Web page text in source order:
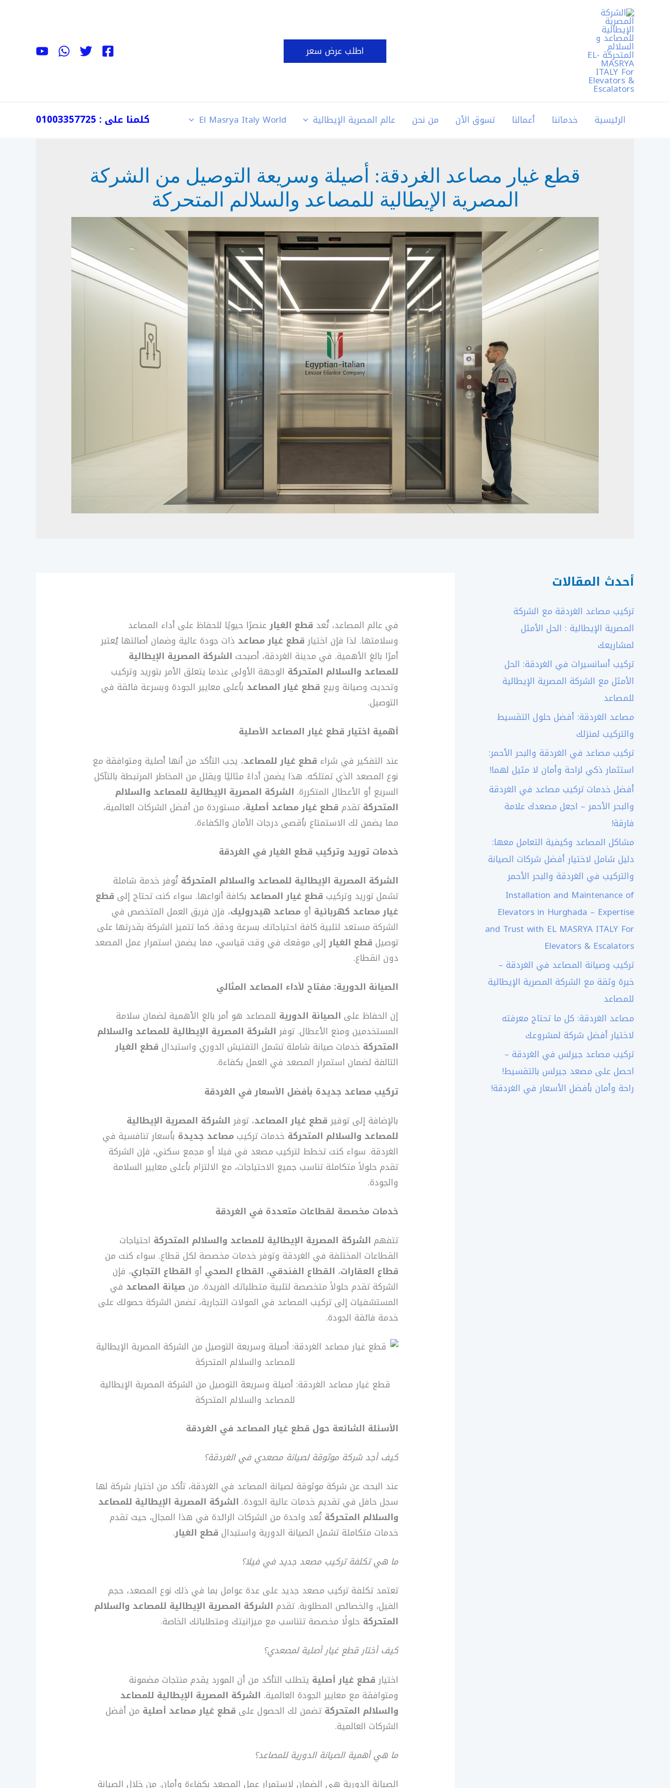
اطلب عرض سعر
الرئيسية خدماتنا أعمالنا تسوق الأن من نحن عالم المصرية الإيطالية El Masrya Italy World كلمنا على : 01003357725
قطع غيار مصاعد الغردقة: أصيلة وسريعة التوصيل من الشركة
المصرية الإيطالية للمصاعد والسلالم المتحركة
أحدث المقالات
تركيب مصاعد الغردقة مع الشركة
المصرية الإيطالية : الحل الأمثل
لمشاريعك
تركيب أسانسيرات في الغردقة: الحل
الأمثل مع الشركة المصرية الإيطالية
للمصاعد
مصاعد الغردقة: أفضل حلول التقسيط
والتركيب لمنزلك
تركيب مصاعد في الغردقة والبحر الأحمر:
استثمار ذكي لراحة وأمان لا مثيل لهما!
أفضل خدمات تركيب مصاعد في الغردقة
والبحر الأحمر – اجعل مصعدك علامة
فارقة!
مشاكل المصاعد وكيفية التعامل معها:
دليل شامل لاختيار أفضل شركات الصيانة
والتركيب في الغردقة والبحر الأحمر
Installation and Maintenance of
Elevators in Hurghada – Expertise
and Trust with EL MASRYA ITALY For
Elevators & Escalators
تركيب وصيانة المصاعد في الغردقة –
خبرة وثقة مع الشركة المصرية الإيطالية
للمصاعد
مصاعد الغردقة: كل ما تحتاج معرفته
لاختيار أفضل شركة لمشروعك
تركيب مصاعد جيرلس في الغردقة –
احصل على مصعد جيرلس بالتقسيط!
راحة وأمان بأفضل الأسعار في الغردقة!
في عالم المصاعد، تُعد قطع الغيارعنصرًا حيويًا للحفاظ على أداء المصاعد
وسلامتها. لذا فإن اختيار قطع غيار مصاعد ذات جودة عالية وضمان أصالتها يُعتبر
أمرًا بالغ الأهمية. في مدينة الغردقة، أصبحت الشركة المصرية الإيطالية
للمصاعد والسلالم المتحركة الوجهة الأولى عندما يتعلق الأمر بتوريد وتركيب
وتحديث وصيانة وبيع قطع غيار المصاعد بأعلى معايير الجودة وبسرعة فائقة في
التوصيل.
أهمية اختيار قطع غيار المصاعد الأصلية
عند التفكير في شراء قطع غيار للمصاعد، يجب التأكد من أنها أصلية ومتوافقة مع
نوع المصعد الذي تمتلكه. هذا يضمن أداءً مثاليًا ويقلل من المخاطر المرتبطة بالتآكل
السريع أو الأعطال المتكررة. الشركة المصرية الإيطالية للمصاعد والسلالم
المتحركة تقدم قطع غيار مصاعد أصلية، مستوردة من أفضل الشركات العالمية،
مما يضمن لك الاستمتاع بأقصى درجات الأمان والكفاءة.
خدمات توريد وتركيب قطع الغيار في الغردقة
الشركة المصرية الإيطالية للمصاعد والسلالم المتحركة تُوفر خدمة شاملة
تشمل توريد وتركيب قطع غيار المصاعد بكافة أنواعها. سواء كنت تحتاج إلى قطع
غيار مصاعد كهربائية أومصاعد هيدروليك، فإن فريق العمل المتخصص في
الشركة مستعد لتلبية كافة احتياجاتك بسرعة ودقة. كما تتميز الشركة بقدرتها على
توصيل قطع الغيارإلى موقعك في وقت قياسي، مما يضمن استمرار عمل المصعد
دون انقطاع.
الصيانة الدورية: مفتاح لأداء المصاعد المثالي
إن الحفاظ على الصيانة الدورية للمصاعد هو أمر بالغ الأهمية لضمان سلامة
المستخدمين ومنع الأعطال. توفر الشركة المصرية الإيطالية للمصاعد والسلالم
المتحركة خدمات صيانة شاملة تشمل التفتيش الدوري واستبدال قطع الغيار
التالفة لضمان استمرار المصعد في العمل بكفاءة.
تركيب مصاعد جديدة بأفضل الأسعار في الغردقة
بالإضافة إلى توفير قطع غيار المصاعد، توفر الشركة المصرية الإيطالية
للمصاعد والسلالم المتحركة خدمات تركيبمصاعد جديدة بأسعار تنافسية في
الغردقة. سواء كنت تخطط لتركيب مصعد في فيلا أو مجمع سكني، فإن الشركة
تقدم حلولاً متكاملة تناسب جميع الاحتياجات، مع الالتزام بأعلى معايير السلامة
والجودة.
خدمات مخصصة لقطاعات متعددة في الغردقة
تتفهم الشركة المصرية الإيطالية للمصاعد والسلالم المتحركة احتياجات
القطاعات المختلفة في الغردقة وتوفر خدمات مخصصة لكل قطاع. سواء كنت من
قطاع العقارات، القطاع الفندقي، القطاع الصحي أو القطاع التجاري، فإن
الشركة تقدم حلولاً متخصصة لتلبية متطلباتك الفريدة. من صيانة المصاعد في
المستشفيات إلى تركيب المصاعد في المولات التجارية، تضمن الشركة حصولك على
خدمة فائقة الجودة.
قطع غيار مصاعد الغردقة: أصيلة وسريعة التوصيل من الشركة المصرية الإيطالية
للمصاعد والسلالم المتحركة
الأسئلة الشائعة حول قطع غيار المصاعد في الغردقة
كيف أجد شركة موثوقة لصيانة مصعدي في الغردقة؟
عند البحث عن شركة موثوقة لصيانة المصاعد في الغردقة، تأكد من اختيار شركة لها
سجل حافل في تقديم خدمات عالية الجودة. الشركة المصرية الإيطالية للمصاعد
والسلالم المتحركة تُعد واحدة من الشركات الرائدة في هذا المجال، حيث تقدم
خدمات متكاملة تشمل الصيانة الدورية واستبدال قطع الغيار.
ما هي تكلفة تركيب مصعد جديد في فيلا؟
تعتمد تكلفة تركيب مصعد جديد على عدة عوامل بما في ذلك نوع المصعد، حجم
الفيل، والخصائص المطلوبة. تقدم الشركة المصرية الإيطالية للمصاعد والسلالم
المتحركة حلولًا مخصصة تتناسب مع ميزانيتك ومتطلباتك الخاصة.
كيف أختار قطع غيار أصلية لمصعدي؟
اختيار قطع غيار أصلية يتطلب التأكد من أن المورد يقدم منتجات مضمونة
ومتوافقة مع معايير الجودة العالمية. الشركة المصرية الإيطالية للمصاعد
والسلالم المتحركة تضمن لك الحصول على قطع غيار مصاعد أصلية من أفضل
الشركات العالمية.
ما هي أهمية الصيانة الدورية للمصاعد؟
الصيانة الدورية هي الضمان لاستمرار عمل المصعد بكفاءة وأمان. من خلال الصيانة